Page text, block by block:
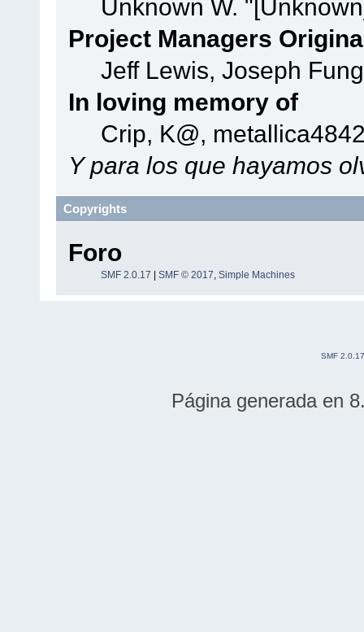
Unknown W.
Project Managers
Jeff Lewis, Joseph
In loving memory of
Crip, K@,
Y para los que hayamos
Copyrights
Foro
SMF 2.0.17 | SMF © 2017 Simple Machines
SMF 2.0.17
Página generada en